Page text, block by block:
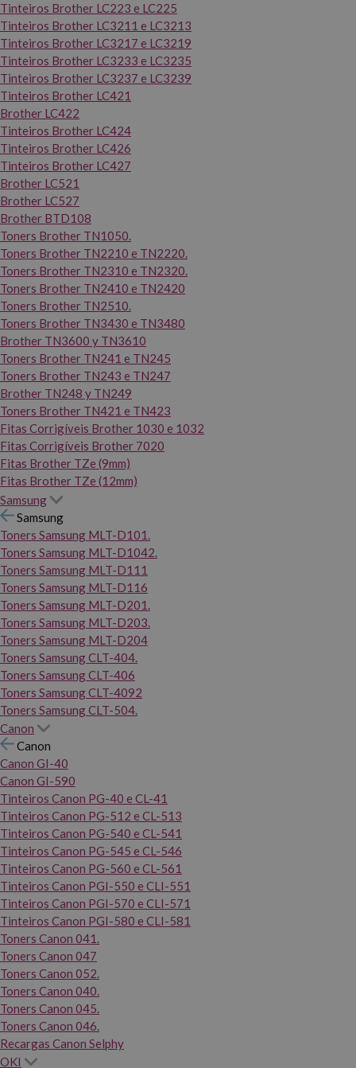
Tinteiros Brother LC223 e LC225
Tinteiros Brother LC3211 e LC3213
Tinteiros Brother LC3217 e LC3219
Tinteiros Brother LC3233 e LC3235
Tinteiros Brother LC3237 e LC3239
Tinteiros Brother LC421
Brother LC422
Tinteiros Brother LC424
Tinteiros Brother LC426
Tinteiros Brother LC427
Brother LC521
Brother LC527
Brother BTD108
Toners Brother TN1050.
Toners Brother TN2210 e TN2220.
Toners Brother TN2310 e TN2320.
Toners Brother TN2410 e TN2420
Toners Brother TN2510.
Toners Brother TN3430 e TN3480
Brother TN3600 y TN3610
Toners Brother TN241 e TN245
Toners Brother TN243 e TN247
Brother TN248 y TN249
Toners Brother TN421 e TN423
Fitas Corrigíveis Brother 1030 e 1032
Fitas Corrigíveis Brother 7020
Fitas Brother TZe (9mm)
Fitas Brother TZe (12mm)
Samsung
Samsung
Toners Samsung MLT-D101.
Toners Samsung MLT-D1042.
Toners Samsung MLT-D111
Toners Samsung MLT-D116
Toners Samsung MLT-D201.
Toners Samsung MLT-D203.
Toners Samsung MLT-D204
Toners Samsung CLT-404.
Toners Samsung CLT-406
Toners Samsung CLT-4092
Toners Samsung CLT-504.
Canon
Canon
Canon GI-40
Canon GI-590
Tinteiros Canon PG-40 e CL-41
Tinteiros Canon PG-512 e CL-513
Tinteiros Canon PG-540 e CL-541
Tinteiros Canon PG-545 e CL-546
Tinteiros Canon PG-560 e CL-561
Tinteiros Canon PGI-550 e CLI-551
Tinteiros Canon PGI-570 e CLI-571
Tinteiros Canon PGI-580 e CLI-581
Toners Canon 041.
Toners Canon 047
Toners Canon 052.
Toners Canon 040.
Toners Canon 045.
Toners Canon 046.
Recargas Canon Selphy
OKI